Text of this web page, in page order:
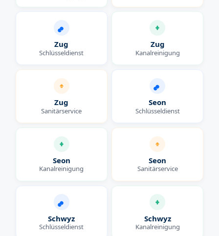
Zug
Schlüsseldienst
Zug
Kanalreinigung
Zug
Sanitärservice
Seon
Schlüsseldienst
Seon
Kanalreinigung
Seon
Sanitärservice
Schwyz
Schlüsseldienst
Schwyz
Kanalreinigung